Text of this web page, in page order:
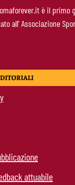
Molina-Roma,
sbloccare un altro
è il primo
all’ Associazione
attuabile